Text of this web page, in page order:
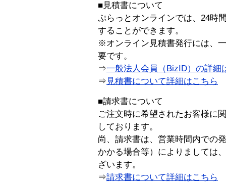
■見積書について
ぷらっとオンラインでは、24時
することができます。
※オンライン見積書発行には、
要です。
⇒一般法人会員（BizID）の詳細
⇒ 見積書について詳細はこちら
■請求書について
ご注文時に希望されたお客様に
しております。
尚、請求書は、営業時間内での
かかる場合等）によりましては
ざいます。
⇒請求書について詳細はこちら